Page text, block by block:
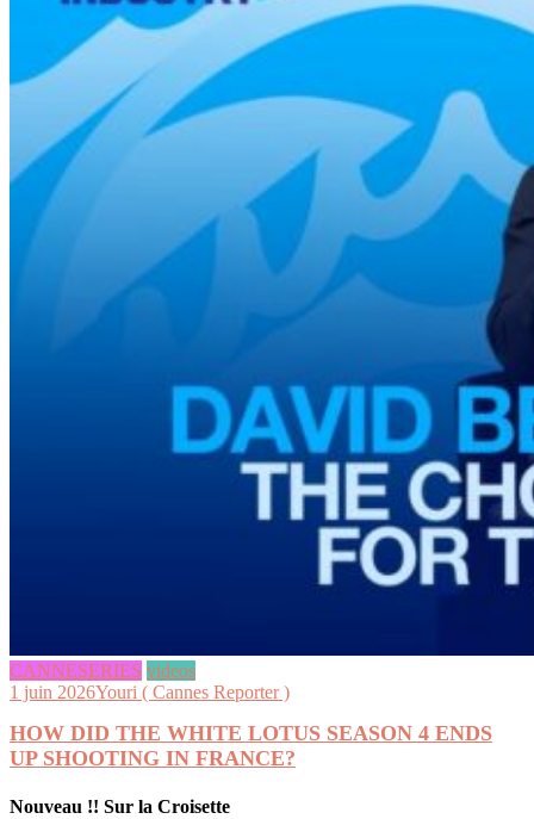
CANNESERIES videos
1 juin 2026Youri ( Cannes Reporter )
HOW DID THE WHITE LOTUS SEASON 4 ENDS
UP SHOOTING IN FRANCE?
Nouveau !! Sur la Croisette